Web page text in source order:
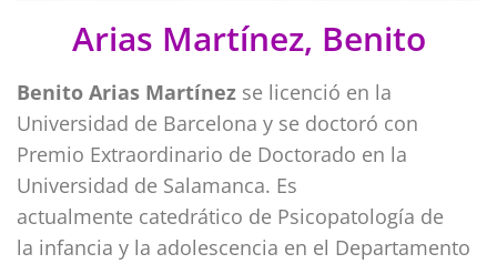
Arias Martínez, Benito
Benito Arias Martínez se licenció en la
Universidad de Barcelona y se doctoró con
Premio Extraordinario de Doctorado en la
Universidad de Salamanca. Es
actualmente catedrático de Psicopatología de
la infancia y la adolescencia en el Departamento